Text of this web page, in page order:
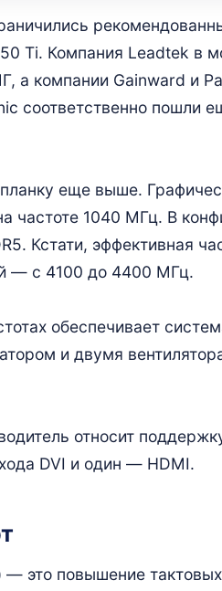
Ti. Компания Leadtek в
а компании Gainward и
соответственно пошли
еще выше.
частоте 1040 МГц. В
Кстати, эффективная
— с 4100 до 4400 МГц.
обеспечивает
и двумя
относит
DVI и один — HDMI.
это повышение тактовых